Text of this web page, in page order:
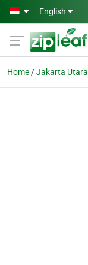
Skip to main content
English
Home Jakarta Utara